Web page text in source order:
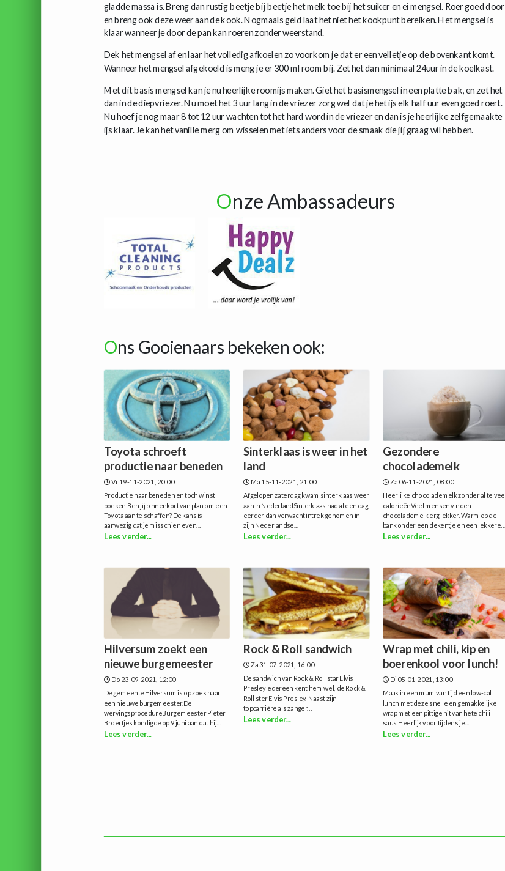
gladde massa is. Breng dan rustig beetje bij beetje het melk toe bij het suiker en ei mengsel. Roer goed door
en breng ook deze weer aan de kook. Nogmaals geld laat het niet het kookpunt bereiken. Het mengsel is
klaar wanneer je door de pan kan roeren zonder weerstand.
Dek het mengsel af en laar het volledig afkoelen zo voorkom je dat er een velletje op de bovenkant komt.
Wanneer het mengsel afgekoeld is meng je er 300 ml room bij. Zet het dan minimaal 24uur in de koelkast.
Met dit basis mengsel kan je nu heerlijke roomijs maken. Giet het basismengsel in een platte bak, en zet het
dan in de diepvriezer. Nu moet het 3 uur lang in de vriezer zorg wel dat je het ijs elk half uur even goed roert.
Nu hoef je nog maar 8 tot 12 uur wachten tot het hard word in de vriezer en dan is je heerlijke zelfgemaakte
ijs klaar. Je kan het vanille merg om wisselen met iets anders voor de smaak die jij graag wil hebben.
Onze Ambassadeurs
Ons Gooienaars bekeken ook:
Toyota schroeft
productie naar beneden
Vr 19-11-2021, 20:00
Productie naar beneden en toch winst
boeken Ben jij binnenkort van plan om een
Toyota aan te schaffen? De kans is
aanwezig dat je misschien even...
Lees verder...
Sinterklaas is weer in het
land
Ma 15-11-2021, 21:00
Afgelopen zaterdag kwam sinterklaas weer
aan in NederlandSinterklaas had al een dag
eerder dan verwacht intrek genomen in
zijn Nederlandse...
Lees verder...
Gezondere
chocolademelk
Za 06-11-2021, 08:00
Heerlijke chocolademelk zonder al te veel
calorieënVeel mensen vinden
chocolademelk erg lekker. Warm op de
bank onder een dekentje en een lekkere...
Lees verder...
Hilversum zoekt een
nieuwe burgemeester
Do 23-09-2021, 12:00
De gemeente Hilversum is op zoek naar
een nieuwe burgemeester.De
wervingsprocedureBurgemeester Pieter
Broertjes kondigde op 9 juni aan dat hij...
Lees verder...
Rock & Roll sandwich
Za 31-07-2021, 16:00
De sandwich van Rock & Roll star Elvis
PresleyIedereen kent hem wel, de Rock &
Roll ster Elvis Presley. Naast zijn
topcarrière als zanger...
Lees verder...
Wrap met chili, kip en
boerenkool voor lunch!
Di 05-01-2021, 13:00
Maak in een mum van tijd een low-cal
lunch met deze snelle en gemakkelijke
wrap met een pittige hit van hete chili
saus.Heerlijk voor tijdens je...
Lees verder...